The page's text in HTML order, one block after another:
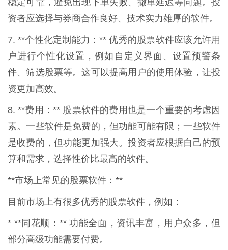
资者应选择与券商合作良好、技术实力雄厚的软件。
7. **个性化定制能力：** 优秀的股票软件应该允许用
户进行个性化设置，例如自定义界面、设置预警条
件、筛选股票等。这可以提高用户的使用体验，让投
资更加高效。
8. **费用：** 股票软件的费用也是一个重要的考虑因
素。一些软件是免费的，但功能可能有限；一些软件
是收费的，但功能更加强大。投资者应根据自己的预
算和需求，选择性价比最高的软件。
**市场上常见的股票软件：**
目前市场上有很多优秀的股票软件，例如：
* **同花顺：** 功能全面，资讯丰富，用户众多，但
部分高级功能需要付费。